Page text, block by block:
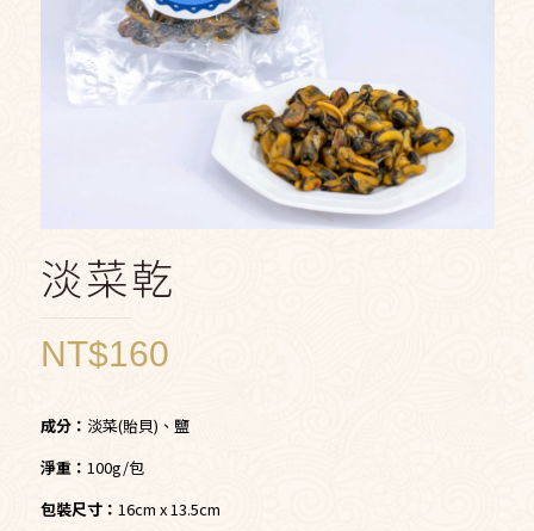
淡菜乾
NT$160
成分： 淡菜(貽貝)、鹽
淨重： 100g/包
包裝尺寸： 16cm x 13.5cm